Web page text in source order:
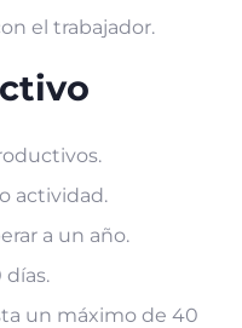
el trabajador.
actividad.
a un año.
un máximo de 40